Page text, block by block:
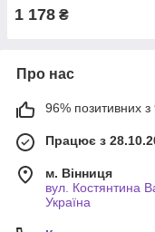
1 178 ₴
Про нас
96% позитивних з
Працює з
м. Вінниця
вул. Костянтина
Україна